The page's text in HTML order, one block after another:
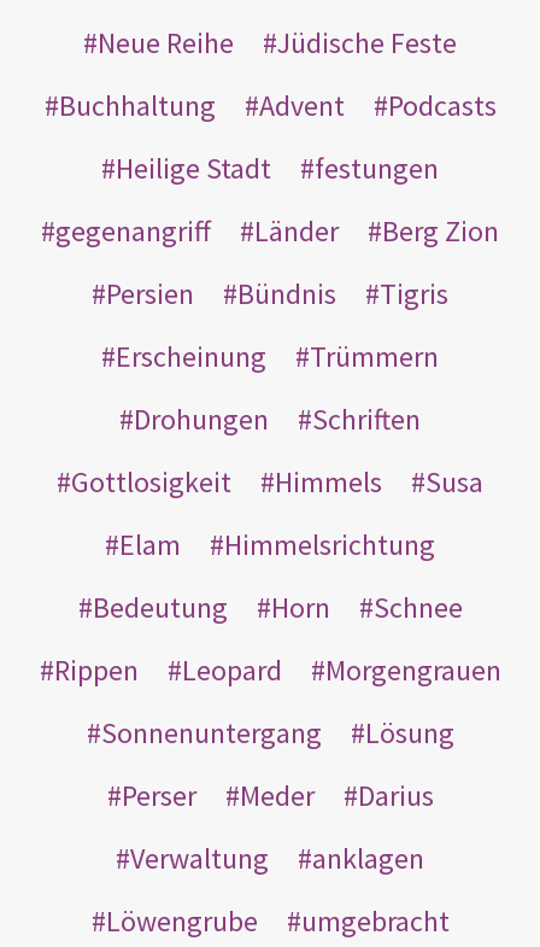
Neue Reihe
Jüdische Feste
Buchhaltung
Advent
Podcasts
Heilige Stadt
festungen
gegenangriff
Länder
Berg Zion
Persien
Bündnis
Tigris
Erscheinung
Trümmern
Drohungen
Schriften
Gottlosigkeit
Himmels
Susa
Elam
Himmelsrichtung
Bedeutung
Horn
Schnee
Rippen
Leopard
Morgengrauen
Sonnenuntergang
Lösung
Perser
Meder
Darius
Verwaltung
anklagen
Löwengrube
umgebracht